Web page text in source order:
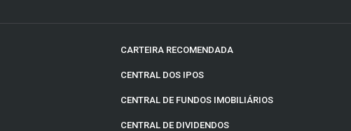
CARTEIRA RECOMENDADA
CENTRAL DOS IPOS
CENTRAL DE FUNDOS IMOBILIÁRIOS
CENTRAL DE DIVIDENDOS